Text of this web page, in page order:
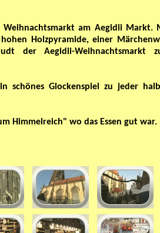
Weihnachtsmarkt am Aegidii Markt.
Holzpyramide, einer
der Aegidii-Weihnachtsmarkt
schönes Glockenspiel zu jeder
Himmelreich" wo das Essen gut war.